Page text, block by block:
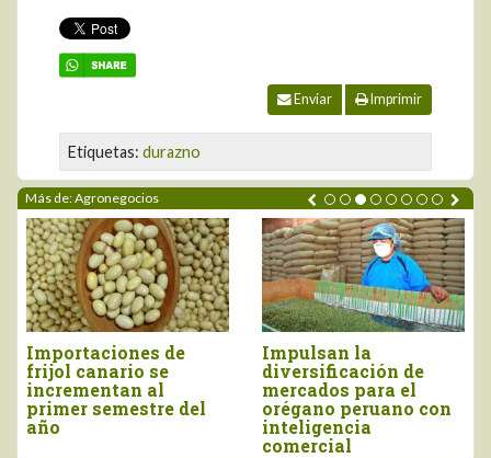
Enviar Imprimir
Etiquetas: durazno
Más de: Agronegocios
Importaciones de
frijol canario se
incrementan al
primer semestre del
año
Impulsan la
diversificación de
mercados para el
orégano peruano con
inteligencia
comercial